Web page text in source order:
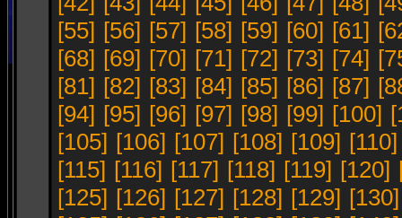
[55] [56] [57] [58] [59] [60] [61]
[68] [69] [70] [71] [72] [73] [74]
[81] [82] [83] [84] [85] [86] [87]
[94] [95] [96] [97] [98] [99] [100]
[105] [106] [107] [108] [109] [110]
[115] [116] [117] [118] [119] [120]
[125] [126] [127] [128] [129] [130]